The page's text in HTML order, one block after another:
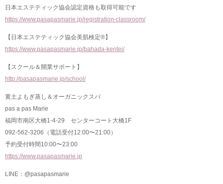
日本エステティック協会認定資格も取得可能です
https://www.pasapasmarie.jp/registration-classroom/
【日本エステティック協会美肌検定®】
https://www.pasapasmarie.jp/bahada-kentei/
【スクール＆開業サポート】
http://pasapasmarie.jp/school/
黄土よもぎ蒸し＆オーガニックスパ
pas a pas Marie
福岡市南区大橋1-4-29 センターコート大橋1F
092-562-3206（電話受付12:00〜21:00）
予約受付時間10:00〜23:00
https://www.pasapasmarie.jp
LINE：@pasapasmarie